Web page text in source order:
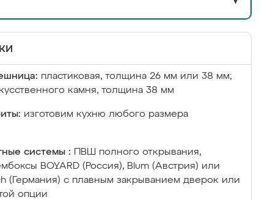
▼
пластиковая, толщина 26 мм или 38 мм;
камня, толщина 38 мм
изготовим кухню любого размера
системы :
ПВШ полного открывания,
BOYARD (Россия), Blum (Австрия) или
(Германия) с плавным закрыванием дверок или
опции